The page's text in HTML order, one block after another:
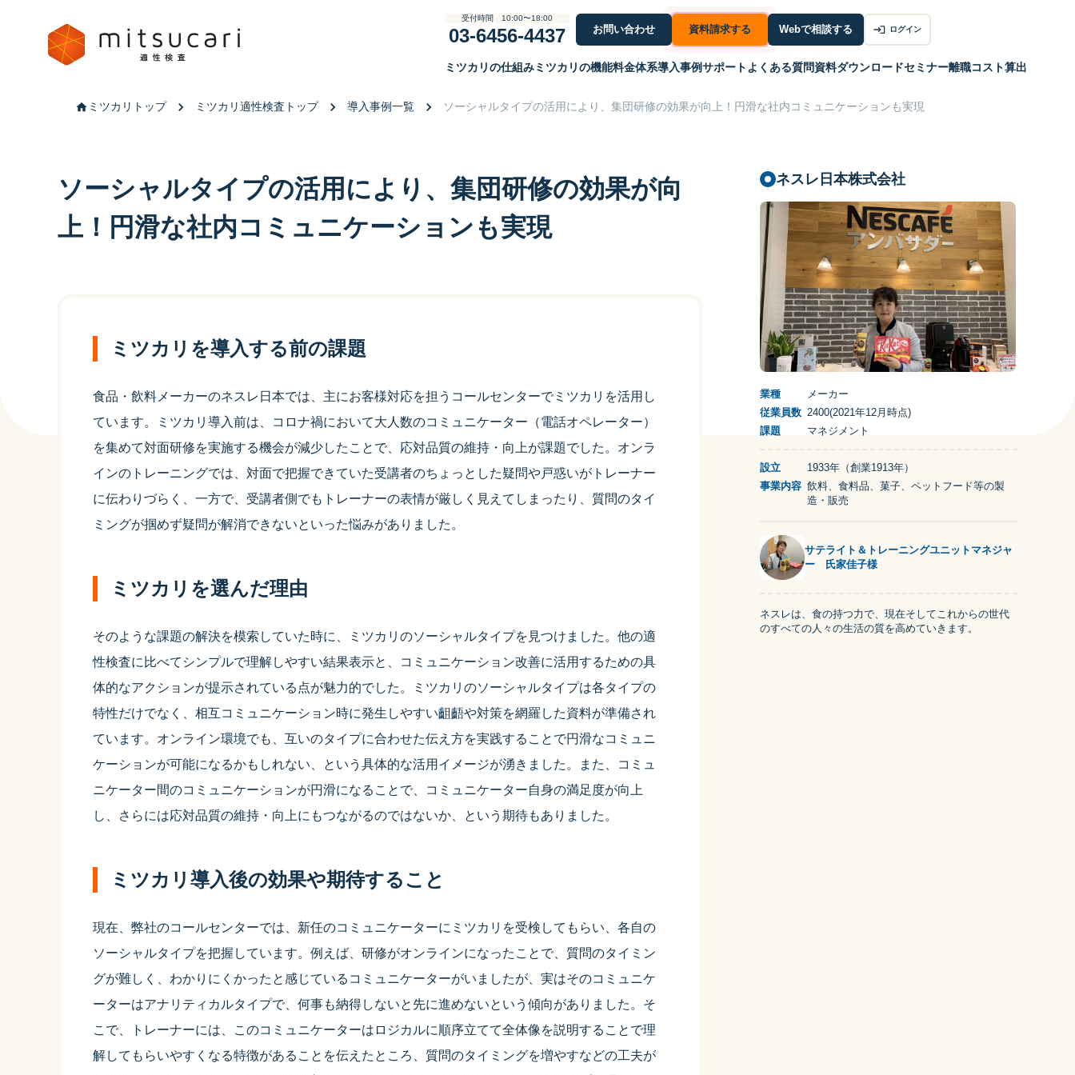
ミツカリの仕組みミツカリの機能料金体系導入事例サポート よくある質問資料ダウンロードセミナー離職コスト算出
受付時間 10:00〜18:00
03-6456-4437 お問い合わせ 資料請求する Webで相談する ログイン
ミツカリトップ ミツカリ適性検査トップ 導入事例一覧 ソーシャルタイプの活用により、集団研修の効果が向上！円滑な社内コミュニケーションも実現
ソーシャルタイプの活用により、集団研修の効果が向
上！円滑な社内コミュニケーションも実現
ネスレ日本株式会社
業種
メーカー
従業員数 2400(2021年12月 時点)
課題
マネジメント
設立
1933年（創業1913年）
事業内容 飲料、食料品、菓子、ペットフード等の製
造・販売
サテライト＆トレーニングユニットマネジャ
ー 氏家佳子様
ネスレは、食の持つ力で、現在そしてこれからの世代
のすべての人々の生活の質を高めていきます。
ミツカリを導入する前の課題
食品・飲料メーカーのネスレ日本では、主にお客様対応を担うコールセンターでミツカリを活用し
ています。ミツカリ導入前は、コロナ禍において大人数のコミュニケーター（電話オペレーター）
を集めて対面研修を実施する機会が減少したことで、応対品質の維持・向上が課題でした。オンラ
インのトレーニングでは、対面で把握できていた受講者のちょっとした疑問や戸惑いがトレーナー
に伝わりづらく、一方で、受講者側でもトレーナーの表情が厳しく見えてしまったり、質問のタイ
ミングが掴めず疑問が解消できないといった悩みがありました。
ミツカリを選んだ理由
そのような課題の解決を模索していた時に、ミツカリのソーシャルタイプを見つけました。他の適
性検査に比べてシンプルで理解しやすい結果表示と、コミュニケーション改善に活用するための具
体的なアクションが提示されている点が魅力的でした。ミツカリのソーシャルタイプは各タイプの
特性だけでなく、相互コミュニケーション時に発生しやすい齟齬や対策を網羅した資料が準備され
ています。オンライン環境でも、互いのタイプに合わせた伝え方を実践することで円滑なコミュニ
ケーションが可能になるかもしれない、という具体的な活用イメージが湧きました。また、コミュ
ニケーター間のコミュニケーションが円滑になることで、コミュニケーター自身の満足度が向上
し、さらには応対品質の維持・向上にもつながるのではないか、という期待もありました。
ミツカリ導入後の効果や期待すること
現在、弊社のコールセンターでは、新任のコミュニケーターにミツカリを受検してもらい、各自の
ソーシャルタイプを把握しています。例えば、研修がオンラインになったことで、質問のタイミン
グが難しく、わかりにくかったと感じているコミュニケーターがいましたが、実はそのコミュニケ
ーターはアナリティカルタイプで、何事も納得しないと先に進めないという傾向がありました。そ
こで、トレーナーには、このコミュニケーターはロジカルに順序立てて全体像を説明することで理
解してもらいやすくなる特徴があることを伝えたところ、質問のタイミングを増やすなどの工夫が